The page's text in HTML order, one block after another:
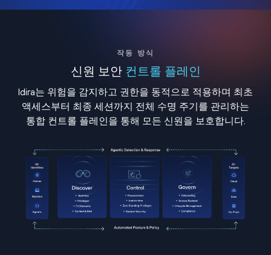
작동 방식
신원 보안 컨트롤 플레인
Idira는 위험을 감지하고 권한을 동적으로 적용하며 최초
액세스부터 최종 세션까지 전체 수명 주기를 관리하는
통합 컨트롤 플레인을 통해 모든 신원을 보호합니다.